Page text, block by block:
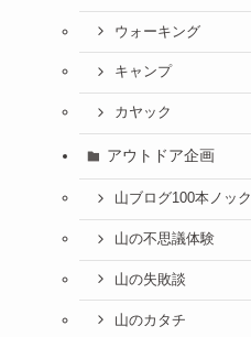
ウォーキング
キャンプ
カヤック
アウトドア企画
山ブログ100本ノック
山の不思議体験
山の失敗談
山のカタチ